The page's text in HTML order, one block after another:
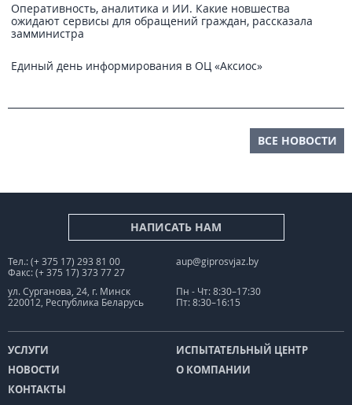
Оперативность, аналитика и ИИ. Какие новшества
ожидают сервисы для обращений граждан, рассказала
замминистра
Единый день информирования в ОЦ «Аксиос»
ВСЕ НОВОСТИ
НАПИСАТЬ НАМ
Тел.: (+ 375 17) 293 81 00
Факс: (+ 375 17) 373 77 27
aup@giprosvjaz.by
ул. Сурганова, 24, г. Минск
220012, Республика Беларусь
Пн - Чт: 8:30–17:30
Пт: 8:30–16:15
УСЛУГИ
ИСПЫТАТЕЛЬНЫЙ ЦЕНТР
НОВОСТИ
О КОМПАНИИ
КОНТАКТЫ